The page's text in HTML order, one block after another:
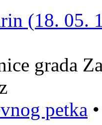
(18. 05.
grada
petka